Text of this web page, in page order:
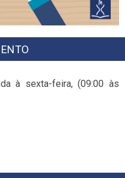
à sexta-feira, (09:00 às